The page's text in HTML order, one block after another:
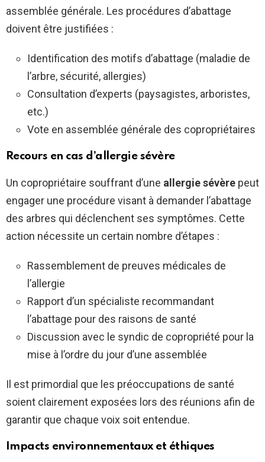
assemblée générale. Les procédures d’abattage
doivent être justifiées :
Identification des motifs d’abattage (maladie de
l’arbre, sécurité, allergies)
Consultation d’experts (paysagistes, arboristes,
etc.)
Vote en assemblée générale des copropriétaires
Recours en cas d’allergie sévère
Un copropriétaire souffrant d’une allergie sévère peut
engager une procédure visant à demander l’abattage
des arbres qui déclenchent ses symptômes. Cette
action nécessite un certain nombre d’étapes :
Rassemblement de preuves médicales de
l’allergie
Rapport d’un spécialiste recommandant
l’abattage pour des raisons de santé
Discussion avec le syndic de copropriété pour la
mise à l’ordre du jour d’une assemblée
Il est primordial que les préoccupations de santé
soient clairement exposées lors des réunions afin de
garantir que chaque voix soit entendue.
Impacts environnementaux et éthiques